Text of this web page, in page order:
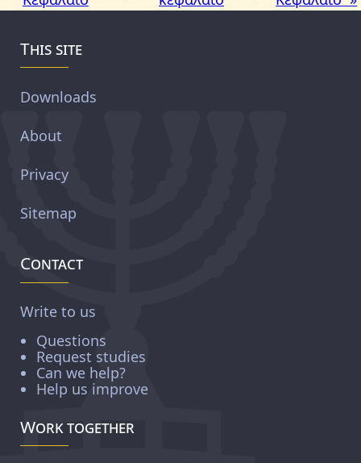
This site
Downloads
About
Privacy
Sitemap
Contact
Write to us
Questions
Request studies
Can we help?
Help us improve
Work together